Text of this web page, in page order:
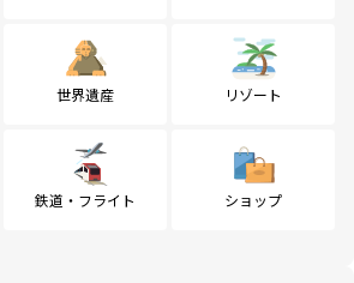
世界遺産 リゾート
鉄道・フライト ショップ